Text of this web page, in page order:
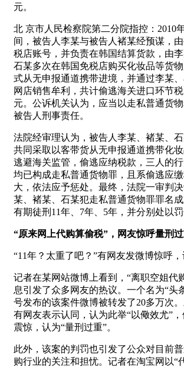
元。
北 京市人民检察院第二分院指控：2010
间，被告人李某与被告人褚某经预谋，
税店账号，并负责在韩国结算货款，由
石某多次在韩国免税店购买化妆品等货
式从无申报通道携带进境，并通过李某
网店销售牟利，共计偷逃海关进口环节
元。公诉机关认为，应当以走私普通货
被告人刑事责任。
法院经审理认为，被告人李某、褚某、石
共同采取以客带货从无申报通道携带化妆
逃避海关监管，偷逃应纳税款，三人的行
均已构成走私普通货物罪，且系偷逃应
大，依法应予惩处。最终，法院一审判
某、褚某、石某犯走私普通货物罪罪名
有期徒刑11年、7年、5年，并分别处以罚
“原来网上代购算偷税”，网友惊呼量刑
“11年？太重了吧？”有网友发微博惊呼，
记者在某网站微博上看到，“离职空姐代
息引发了众多网友的热议。一个名为“头
号发布的该案件微博被转发了20多万次。
有网友表示认同，认为此举“以儆效尤”
震惊，认为“量刑过重”。
此外，该案的判罚也引发了公众对目前
购行业的关注和担忧。记者在淘宝网以“